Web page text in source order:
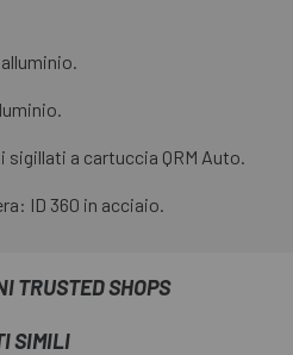
sigillati a cartuccia QRM Auto.
ID 360 in acciaio.
TRUSTED SHOPS
SIMILI